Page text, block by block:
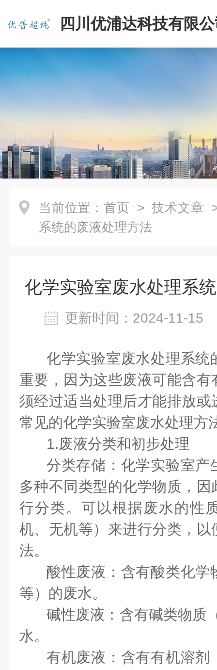
四川优浦达科技有限
当前位置： 首页 > 技术文章
系统的废液处理方法
化学实验室废水处理系
更新时间：2024-11-
化学实验室废水处理系统
重要，因为这些废液可能含
须经过适当处理后才能排放
常见的化学实验室废水处理
1.废液分类和初步处理
分类存储：化学实验室产
多种不同类型的化学物质，
行分类。可以根据废水的性
机、无机等）来进行分类，
法。
酸性废液：含有酸类化学
等）的废水。
碱性废液：含有碱类物质
水。
有机废液：含有有机溶剂